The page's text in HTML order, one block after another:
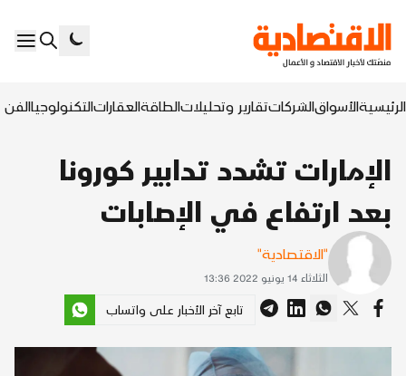
الرئيسيةالأسواقالشركاتتقارير وتحليلاتالطاقةالعقاراتالتكنولوجياالفن
الإمارات تشدد تدابير كورونا
بعد ارتفاع في الإصابات
"الاقتصادية"
الثلاثاء 14 يونيو 2022 13:36
تابع آخر الأخبار على واتساب